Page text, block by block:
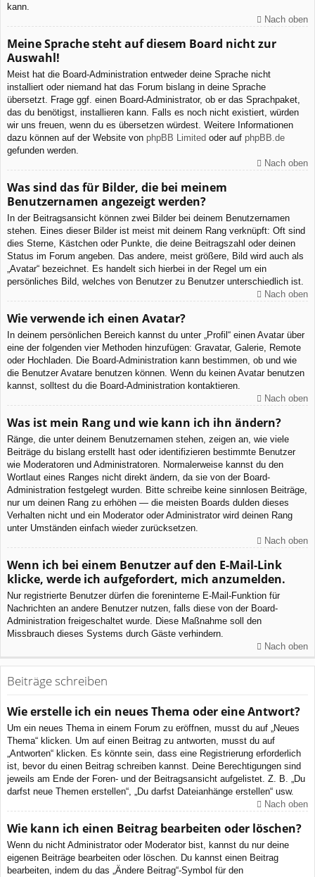
kann.
Nach oben
Meine Sprache steht auf diesem Board nicht zur
Auswahl!
Meist hat die Board-Administration entweder deine Sprache nicht
installiert oder niemand hat das Forum bislang in deine Sprache
übersetzt. Frage ggf. einen Board-Administrator, ob er das Sprachpaket,
das du benötigst, installieren kann. Falls es noch nicht existiert, würden
wir uns freuen, wenn du es übersetzen würdest. Weitere Informationen
dazu können auf der Website von phpBB Limited oder auf phpBB.de
gefunden werden.
Nach oben
Was sind das für Bilder, die bei meinem
Benutzernamen angezeigt werden?
In der Beitragsansicht können zwei Bilder bei deinem Benutzernamen
stehen. Eines dieser Bilder ist meist mit deinem Rang verknüpft: Oft sind
dies Sterne, Kästchen oder Punkte, die deine Beitragszahl oder deinen
Status im Forum angeben. Das andere, meist größere, Bild wird auch als
„Avatar“ bezeichnet. Es handelt sich hierbei in der Regel um ein
persönliches Bild, welches von Benutzer zu Benutzer unterschiedlich ist.
Nach oben
Wie verwende ich einen Avatar?
In deinem persönlichen Bereich kannst du unter „Profil“ einen Avatar über
eine der folgenden vier Methoden hinzufügen: Gravatar, Galerie, Remote
oder Hochladen. Die Board-Administration kann bestimmen, ob und wie
die Benutzer Avatare benutzen können. Wenn du keinen Avatar benutzen
kannst, solltest du die Board-Administration kontaktieren.
Nach oben
Was ist mein Rang und wie kann ich ihn ändern?
Ränge, die unter deinem Benutzernamen stehen, zeigen an, wie viele
Beiträge du bislang erstellt hast oder identifizieren bestimmte Benutzer
wie Moderatoren und Administratoren. Normalerweise kannst du den
Wortlaut eines Ranges nicht direkt ändern, da sie von der Board-
Administration festgelegt wurden. Bitte schreibe keine sinnlosen Beiträge,
nur um deinen Rang zu erhöhen — die meisten Boards dulden dieses
Verhalten nicht und ein Moderator oder Administrator wird deinen Rang
unter Umständen einfach wieder zurücksetzen.
Nach oben
Wenn ich bei einem Benutzer auf den E-Mail-Link
klicke, werde ich aufgefordert, mich anzumelden.
Nur registrierte Benutzer dürfen die foreninterne E-Mail-Funktion für
Nachrichten an andere Benutzer nutzen, falls diese von der Board-
Administration freigeschaltet wurde. Diese Maßnahme soll den
Missbrauch dieses Systems durch Gäste verhindern.
Nach oben
Beiträge schreiben
Wie erstelle ich ein neues Thema oder eine Antwort?
Um ein neues Thema in einem Forum zu eröffnen, musst du auf „Neues
Thema“ klicken. Um auf einen Beitrag zu antworten, musst du auf
„Antworten“ klicken. Es könnte sein, dass eine Registrierung erforderlich
ist, bevor du einen Beitrag schreiben kannst. Deine Berechtigungen sind
jeweils am Ende der Foren- und der Beitragsansicht aufgelistet. Z. B. „Du
darfst neue Themen erstellen“, „Du darfst Dateianhänge erstellen“ usw.
Nach oben
Wie kann ich einen Beitrag bearbeiten oder löschen?
Wenn du nicht Administrator oder Moderator bist, kannst du nur deine
eigenen Beiträge bearbeiten oder löschen. Du kannst einen Beitrag
bearbeiten, indem du das „Ändere Beitrag“-Symbol für den